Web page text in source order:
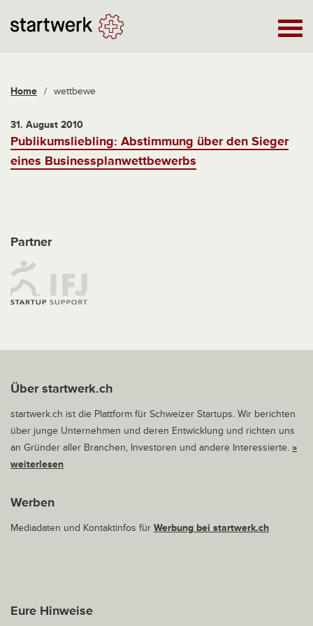
Home / wettbewe
31. August 2010
Publikumsliebling: Abstimmung über den Sieger
eines Businessplanwettbewerbs
Partner
Über startwerk.ch
startwerk.ch ist die Plattform für Schweizer Startups. Wir berichten
über junge Unternehmen und deren Entwicklung und richten uns
an Gründer aller Branchen, Investoren und andere Interessierte. »
weiterlesen
Werben
Mediadaten und Kontaktinfos für Werbung bei startwerk.ch
Eure Hinweise